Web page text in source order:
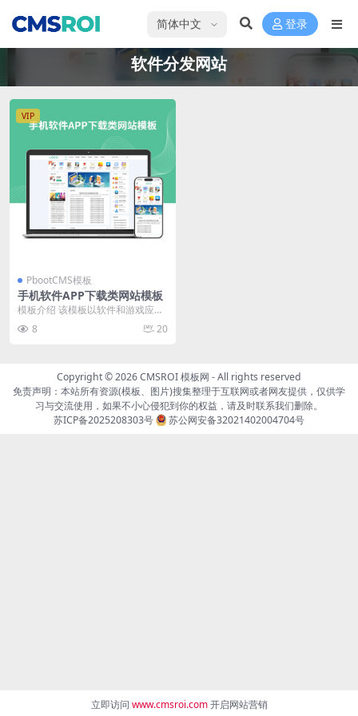
选择语言 登录
软件分发网站
VIP
PbootCMS模板
手机软件APP下载类网站模板
模板介绍 该模板以软件和游戏应用
下载为核心，首页内容布局清晰，
涵盖推荐应用、热门...
8 20
Copyright © 2026CMSROI 模板网 - All rights reserved
免责声明：本站所有资源(模板、图片)搜集整理于互联网或者网友提供，仅供学
习与交流使用，如果不小心侵犯到你的权益，请及时联系我们删除。
苏ICP备2025208303号
苏公网安备32021402004704号
立即访问 www.cmsroi.com开启网站营销